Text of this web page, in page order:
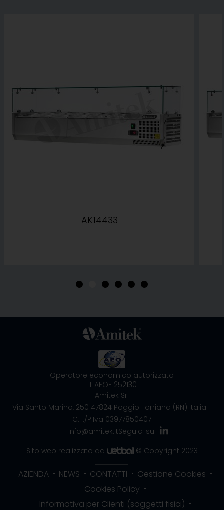
AK14433
• ••••
Operatore economico autorizzato
IT AEOF 252130
Amitek Srl
Via Santo Marino, 250 47824 Poggio Torriana (RN) Italia -
C.F./P.Iva 03977850407
info@amitek.itSeguici su:
Sito web realizzato da
© Copyright 2023
AZIENDA NEWS CONTATTI
Gestione Cookies
Cookies Policy
Informativa per Clienti (soggetti fisici)